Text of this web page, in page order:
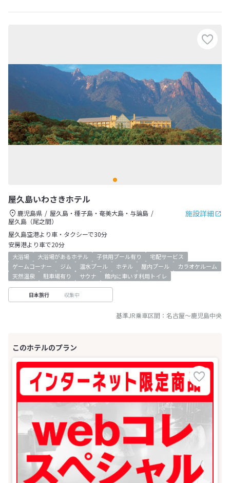
屋久島いわさきホテル
施設詳細
鹿児島県
屋久島・種子島・奄美大島・与論島
屋久島（尾之間）
屋久島空港より車・タクシーで30分
安房港より車で20分
大浴場 大浴場があるホテル 子供用プール有り
宅配サービス
ゲームコーナー
ジム 温水プール ホテル 屋内プール
カラオケルーム
天然温泉
駐車場有り サウナ 館内に車いす利用トイレ
日本旅行 収集中
基準JR乗車区間： 名古屋～鹿児島中央